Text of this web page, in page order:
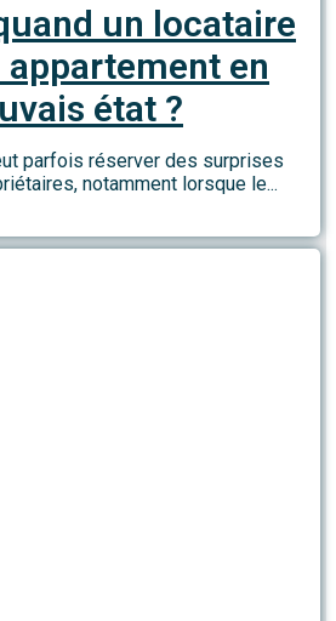
un locataire
appartement en
état ?
parfois réserver des surprises
notamment lorsque le...